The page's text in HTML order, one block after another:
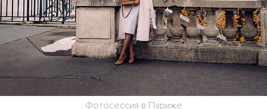
Фотосессия в Париже